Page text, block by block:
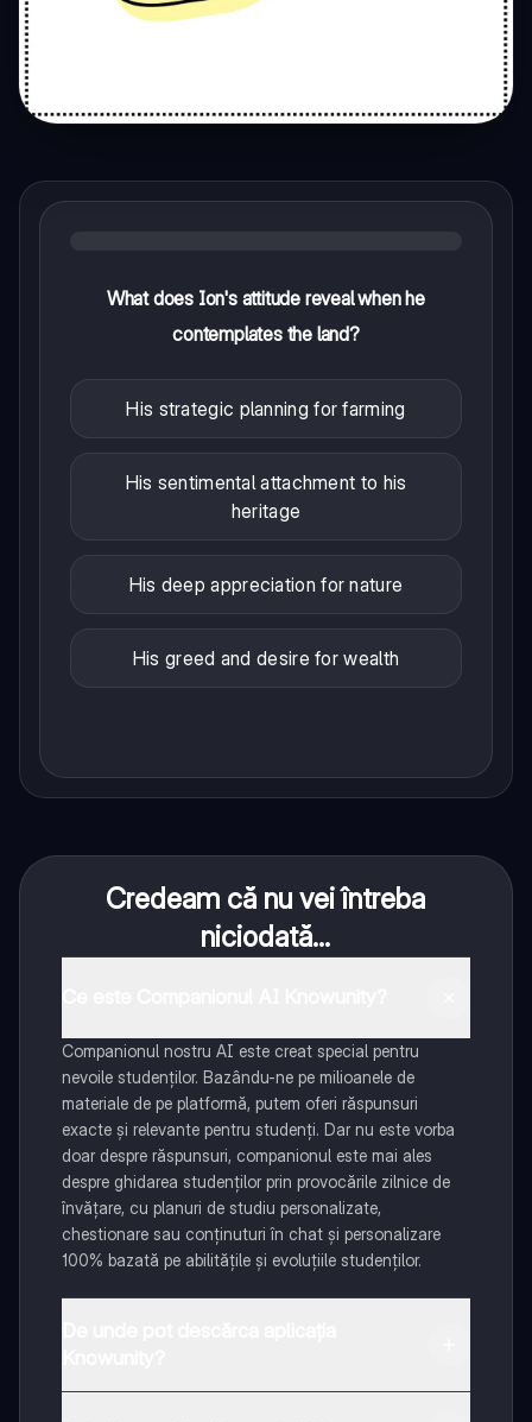
What does Ion's attitude reveal when he
contemplates the land?
His strategic planning for farming
His sentimental attachment to his
heritage
His deep appreciation for nature
His greed and desire for wealth
Credeam că nu vei întreba
niciodată...
Companionul nostru AI este creat special pentru
nevoile studenților. Bazându-ne pe milioanele de
materiale de pe platformă, putem oferi răspunsuri
exacte și relevante pentru studenți. Dar nu este vorba
doar despre răspunsuri, companionul este mai ales
despre ghidarea studenților prin provocările zilnice de
învățare, cu planuri de studiu personalizate,
chestionare sau conținuturi în chat și personalizare
100% bazată pe abilitățile și evoluțiile studenților.